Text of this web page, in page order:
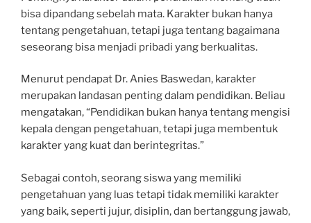
bisa dipandang sebelah mata. Karakter bukan hanya
tentang pengetahuan, tetapi juga tentang bagaimana
seseorang bisa menjadi pribadi yang berkualitas.
Menurut pendapat Dr. Anies Baswedan, karakter
merupakan landasan penting dalam pendidikan. Beliau
mengatakan, “Pendidikan bukan hanya tentang mengisi
kepala dengan pengetahuan, tetapi juga membentuk
karakter yang kuat dan berintegritas.”
Sebagai contoh, seorang siswa yang memiliki
pengetahuan yang luas tetapi tidak memiliki karakter
yang baik, seperti jujur, disiplin, dan bertanggung jawab,